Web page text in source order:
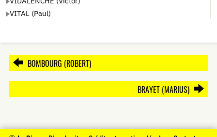
VITAL (Paul)
BOMBOURG (ROBERT)
BRAYET (MARIUS)